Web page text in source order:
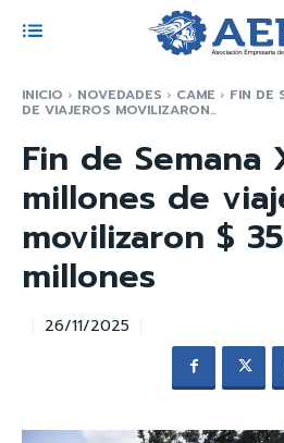
INICIO NOVEDADES CAME FIN DE
DE VIAJEROS MOVILIZARON...
Fin de Semana
millones de
movilizaron $
millones
26/11/2025